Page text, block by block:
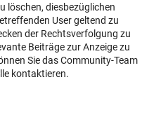
löschen, diesbezüglichen
User geltend zu
der Rechtsverfolgung zu
Beiträge zur Anzeige zu
Sie das Community-Team
kontaktieren.